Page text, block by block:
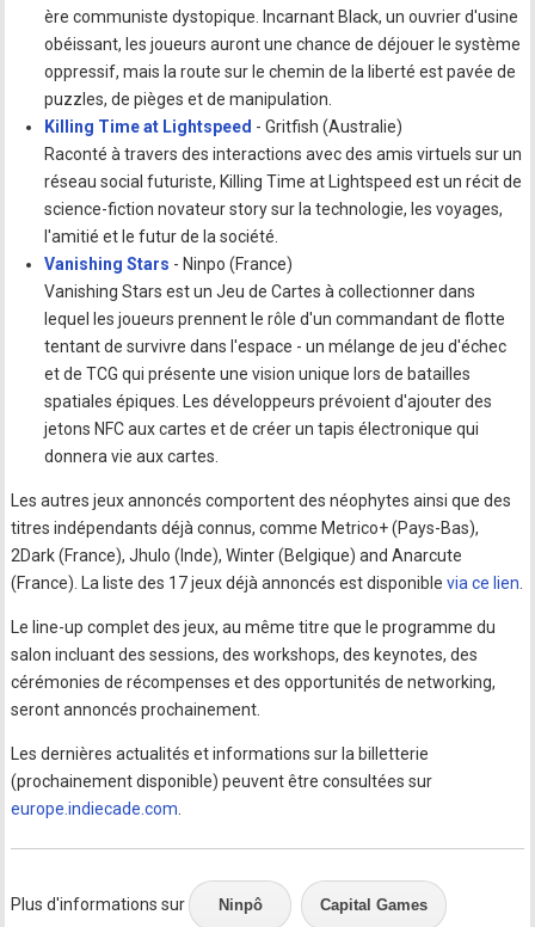
ère communiste dystopique. Incarnant Black, un ouvrier d'usine
obéissant, les joueurs auront une chance de déjouer le système
oppressif, mais la route sur le chemin de la liberté est pavée de
puzzles, de pièges et de manipulation.
Killing Time at Lightspeed - Gritfish (Australie)
Raconté à travers des interactions avec des amis virtuels sur un
réseau social futuriste, Killing Time at Lightspeed est un récit de
science-fiction novateur story sur la technologie, les voyages,
l'amitié et le futur de la société.
Vanishing Stars - Ninpo (France)
Vanishing Stars est un Jeu de Cartes à collectionner dans
lequel les joueurs prennent le rôle d'un commandant de flotte
tentant de survivre dans l'espace - un mélange de jeu d'échec
et de TCG qui présente une vision unique lors de batailles
spatiales épiques. Les développeurs prévoient d'ajouter des
jetons NFC aux cartes et de créer un tapis électronique qui
donnera vie aux cartes.
Les autres jeux annoncés comportent des néophytes ainsi que des
titres indépendants déjà connus, comme Metrico+ (Pays-Bas),
2Dark (France), Jhulo (Inde), Winter (Belgique) and Anarcute
(France). La liste des 17 jeux déjà annoncés est disponiblevia ce lien
Le line-up complet des jeux, au même titre que le programme du
salon incluant des sessions, des workshops, des keynotes, des
cérémonies de récompenses et des opportunités de networking,
seront annoncés prochainement.
Les dernières actualités et informations sur la billetterie
(prochainement disponible) peuvent être consultées sur
europe.indiecade.com
Plus d'informations sur Ninpô Capital Games